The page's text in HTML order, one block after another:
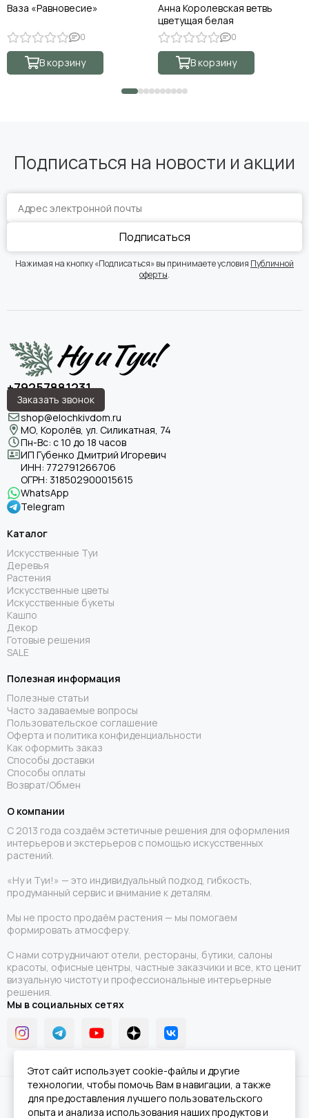
Ваза «Равновесие»
0
В корзину
Анна Королевская ветвь
цветущая белая
0
В корзину
Подписаться на новости и акции
Подписаться
Нажимая на кнопку «Подписаться» вы принимаете условия Публичной
оферты.
+79257881231
Заказать звонок
shop@elochkivdom.ru
МО, Королёв, ул. Силикатная, 74
Пн-Вс: с 10 до 18 часов
ИП Губенко Дмитрий Игоревич
ИНН: 772791266706
ОГРН: 318502900015615
WhatsApp
Telegram
Каталог
Искусственные Туи
Деревья
Растения
Искусственные цветы
Искусственные букеты
Кашпо
Декор
Готовые решения
SALE
Полезная информация
Полезные статьи
Часто задаваемые вопросы
Пользовательское соглашение
Оферта и политика конфиденциальности
Как оформить заказ
Способы доставки
Способы оплаты
Возврат/Обмен
О компании
С 2013 года создаём эстетичные решения для оформления
интерьеров и экстерьеров с помощью искусственных
растений.
«Ну и Туи!» — это индивидуальный подход, гибкость,
продуманный сервис и внимание к деталям.
Мы не просто продаём растения — мы помогаем
формировать атмосферу.
С нами сотрудничают отели, рестораны, бутики, салоны
красоты, офисные центры, частные заказчики и все, кто ценит
визуальную чистоту и профессиональные интерьерные
решения.
Мы в социальных сетях
2026 © Ну и Туи!.Карта сайта
Этот сайт использует cookie-файлы и другие
технологии, чтобы помочь Вам в навигации, а также
для предоставления лучшего пользовательского
опыта и анализа использования наших продуктов и